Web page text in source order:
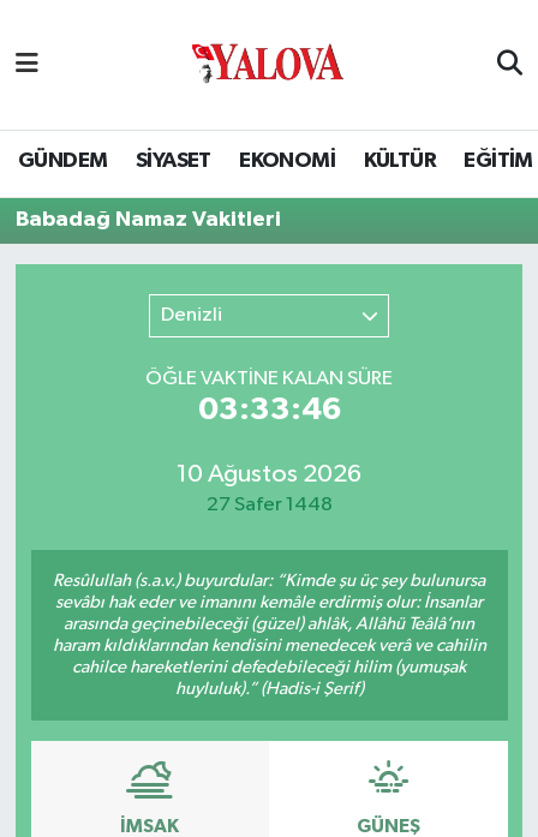
GÜNDEM SİYASET EKONOMİ KÜLTÜR EĞİTİM
Babadağ Namaz Vakitleri
Denizli
ÖĞLE VAKTİNE KALAN SÜRE
03:33:45
10 Ağustos 2026
27 Safer 1448
Resûlullah (s.a.v.) buyurdular: “Kimde şu üç şey bulunursa
sevâbı hak eder ve imanını kemâle erdirmiş olur: İnsanlar
arasında geçinebileceği (güzel) ahlâk, Allâhü Teâlâ’nın
haram kıldıklarından kendisini menedecek verâ ve cahilin
cahilce hareketlerini defedebileceği hilim (yumuşak
huyluluk).” (Hadis-i Şerif)
İMSAK GÜNEŞ
SİYASET
EKONOMİ
BİLİM VE TEKNOLOJİ
SPOR
ULUSAL
RESMİ İLAN
Yalova Nöbetçi Eczaneler
Yalova Hava Durumu
Yalova Namaz Vakitleri
Puan Durumu ve Fikstür
Tüm Manşetler